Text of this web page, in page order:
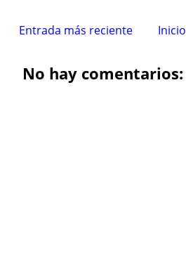
Entrada más reciente Inicio
No hay comentarios: